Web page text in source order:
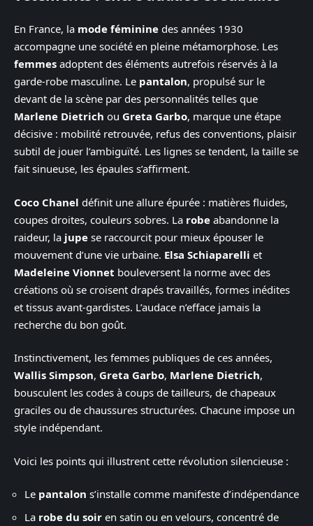
En France, la mode féminine des années 1930
accompagne une société en pleine métamorphose. Les
femmes adoptent des éléments autrefois réservés à la
garde-robe masculine. Le pantalon, propulsé sur le
devant de la scène par des personnalités telles que
Marlene Dietrich ou Greta Garbo, marque une étape
décisive : mobilité retrouvée, refus des conventions, plaisir
subtil de jouer l’ambiguïté. Les lignes se tendent, la taille se
fait sinueuse, les épaules s’affirment.
Coco Chanel définit une allure épurée : matières fluides,
coupes droites, couleurs sobres. La robe abandonne la
raideur, la jupe se raccourcit pour mieux épouser le
mouvement d’une vie urbaine. Elsa Schiaparelli et
Madeleine Vionnet bouleversent la norme avec des
créations où se croisent drapés travaillés, formes inédites
et tissus avant-gardistes. L’audace n’efface jamais la
recherche du bon goût.
Instinctivement, les femmes publiques de ces années,
Wallis Simpson, Greta Garbo, Marlene Dietrich,
bousculent les codes à coups de tailleurs, de chapeaux
graciles ou de chaussures structurées. Chacune impose un
style indépendant.
Voici les points qui illustrent cette révolution silencieuse :
Le pantalon s’installe comme manifeste d’indépendance
La robe du soir en satin ou en velours, concentré de